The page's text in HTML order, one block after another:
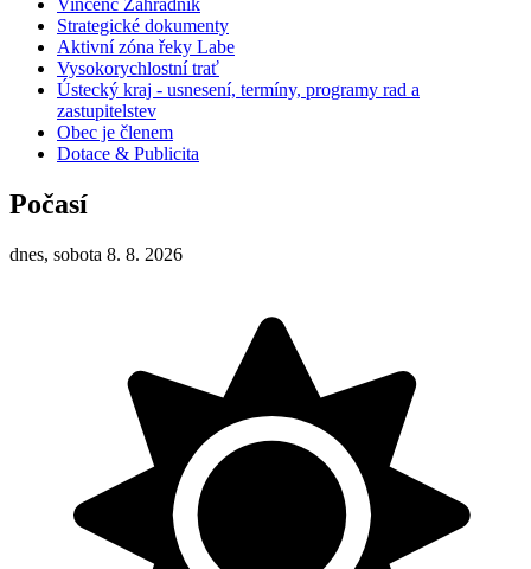
Vincenc Zahradník
Strategické dokumenty
Aktivní zóna řeky Labe
Vysokorychlostní trať
Ústecký kraj - usnesení, termíny, programy rad a
zastupitelstev
Obec je členem
Dotace & Publicita
Počasí
dnes, sobota 8. 8. 2026